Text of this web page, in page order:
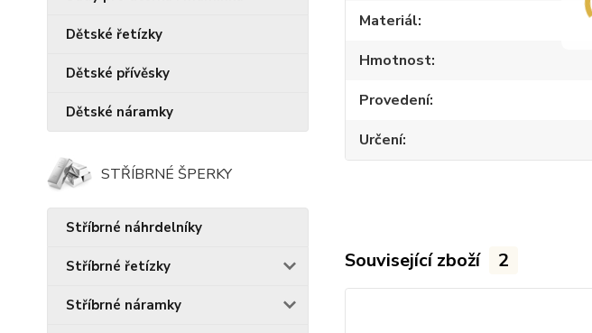
Dětské řetízky
Dětské přívěsky
Dětské náramky
STŘÍBRNÉ ŠPERKY
Stříbrné náhrdelníky
Stříbrné řetízky
Stříbrné náramky
Materiál
Hmotnost
Provedení
Určení
Související zboží 2